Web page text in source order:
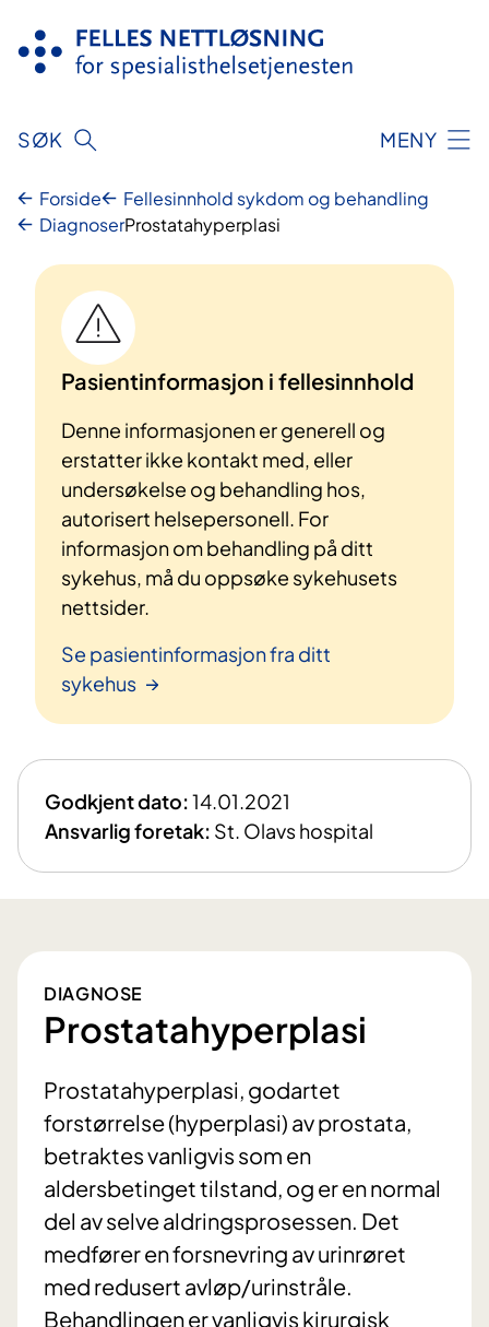
innhold
SØK MENY
Forside
Fellesinnhold sykdom og behandling
DiagnoserProstatahyperplasi
Pasientinformasjon i fellesinnhold
Denne informasjonen er generell og
erstatter ikke kontakt med, eller
undersøkelse og behandling hos,
autorisert helsepersonell. For
informasjon om behandling på ditt
sykehus, må du oppsøke sykehusets
nettsider.
Se pasientinformasjon fra ditt
sykehus
Godkjent dato:14.01.2021
Ansvarlig foretak: St. Olavs hospital
DIAGNOSE
Prostatahyperplasi
Prostatahyperplasi, godartet
forstørrelse (hyperplasi) av prostata,
betraktes vanligvis som en
aldersbetinget tilstand, og er en normal
del av selve aldringsprosessen. Det
medfører en forsnevring av urinrøret
med redusert avløp/urinstråle.
Behandlingen er vanligvis kirurgisk